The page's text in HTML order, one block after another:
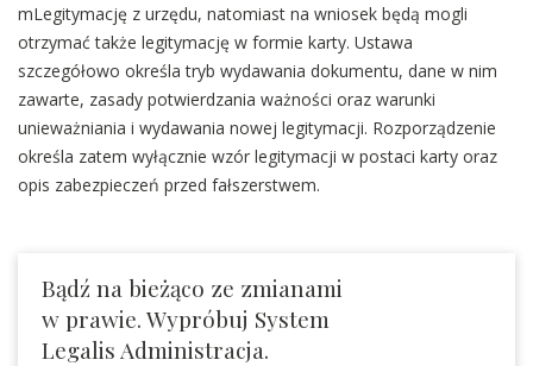
mLegitymację z urzędu, natomiast na wniosek będą mogli
otrzymać także legitymację w formie karty. Ustawa
szczegółowo określa tryb wydawania dokumentu, dane w nim
zawarte, zasady potwierdzania ważności oraz warunki
unieważniania i wydawania nowej legitymacji. Rozporządzenie
określa zatem wyłącznie wzór legitymacji w postaci karty oraz
opis zabezpieczeń przed fałszerstwem.
Bądź na bieżąco ze zmianami
w prawie. Wypróbuj System
Legalis Administracja.